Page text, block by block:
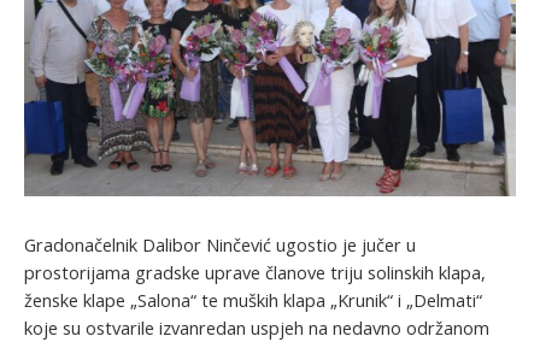
Gradonačelnik Dalibor Ninčević ugostio je jučer u
prostorijama gradske uprave članove triju solinskih klapa,
ženske klape „Salona“ te muških klapa „Krunik“ i „Delmati“
koje su ostvarile izvanredan uspjeh na nedavno održanom